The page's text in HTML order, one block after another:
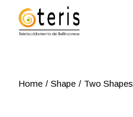
content
Home Shape Two Shapes